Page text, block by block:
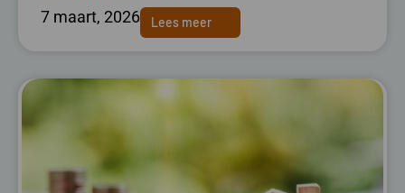
7 maart, 2026 Lees meer